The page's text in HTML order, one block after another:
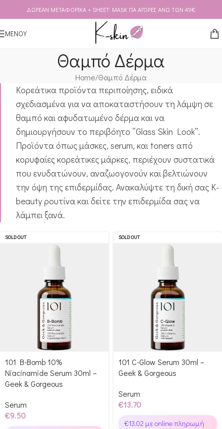
Skip to navigation
Skip to main content
ΔΩΡΕΑΝ ΜΕΤΑΦΟΡΙΚΑ + SHEET MASK ΓΙΑ ΑΓΟΡΕΣ ΑΝΩ ΤΩΝ 49€
ΜΕΝΟΥ
Θαμπό Δέρμα
Home Θαμπό Δέρμα
Κορεάτικα προϊόντα περιποίησης, ειδικά
σχεδιασμένα για να αποκαταστήσουν τη λάμψη σε
θαμπό και αφυδατωμένο δέρμα και να
δημιουργήσουν το περιβόητο “Glass Skin Look”.
Προϊόντα όπως μάσκες, serum, και toners από
κορυφαίες κορεάτικες μάρκες, περιέχουν συστατικά
που ενυδατώνουν, αναζωογονούν και βελτιώνουν
την όψη της επιδερμίδας. Ανακαλύψτε τη δική σας K-
beauty ρουτίνα και δείτε την επιδερμίδα σας να
λάμπει ξανά.
SOLD OUT
101 B-Bomb 10%
Niacinamide Serum 30ml –
Geek & Gorgeous
Serum
€9.50
SOLD OUT
101 C-Glow Serum 30ml –
Geek & Gorgeous
Serum
€13.70
€13.02 με online πληρωμή